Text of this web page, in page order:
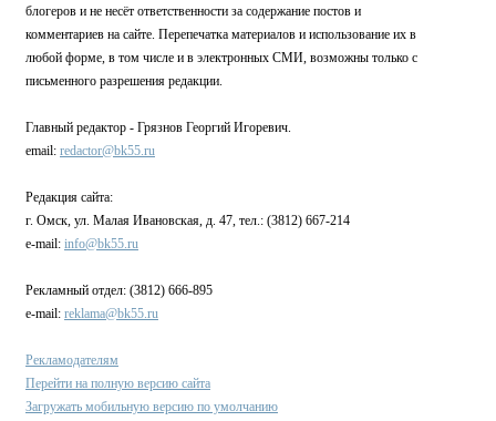
блогеров и не несёт ответственности за содержание постов и
комментариев на сайте. Перепечатка материалов и использование их в
любой форме, в том числе и в электронных СМИ, возможны только с
письменного разрешения редакции.
Главный редактор - Грязнов Георгий Игоревич.
email: redactor@bk55.ru
Редакция сайта:
г. Омск, ул. Малая Ивановская, д. 47, тел.: (3812) 667-214
e-mail: info@bk55.ru
Рекламный отдел: (3812) 666-895
e-mail: reklama@bk55.ru
Рекламодателям
Перейти на полную версию сайта
Загружать мобильную версию по умолчанию